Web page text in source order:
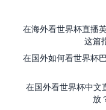
在海外看世界杯直播
这篇
在国外如何看世界杯
在国外看世界杯中文
放